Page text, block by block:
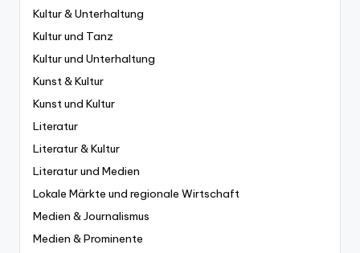
Kultur & Unterhaltung
Kultur und Tanz
Kultur und Unterhaltung
Kunst & Kultur
Kunst und Kultur
Literatur
Literatur & Kultur
Literatur und Medien
Lokale Märkte und regionale Wirtschaft
Medien & Journalismus
Medien & Prominente